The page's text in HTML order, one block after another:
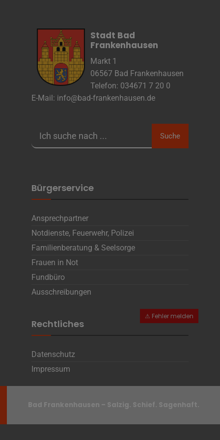
Stadt Bad
Frankenhausen
Markt 1
06567 Bad Frankenhausen
Telefon: 034671 7 20 0
E-Mail: info@bad-frankenhausen.de
Suche
Bürgerservice
Ansprechpartner
Notdienste, Feuerwehr, Polizei
Familienberatung & Seelsorge
Frauen in Not
Fundbüro
Ausschreibungen
Rechtliches
Datenschutz
Impressum
Bad Frankenhausen – Salzig. Schief. Sagenhaft.
Cookie Laufzeit
Name
Cookies die zur Darstellung der
Stellenanzeige verwendet werden
Fachkräftegewinnung (ThAFF)
CRAFT_CSRF_TOKEN, SecondredSession
Cookie Laufzeit
Sitzunsdauer